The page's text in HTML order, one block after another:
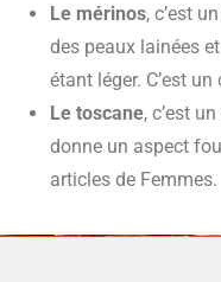
Le mérinos, c’est
des peaux lainées
étant léger. C’est
Le toscane, c’est
donne un aspect
articles de Femmes.